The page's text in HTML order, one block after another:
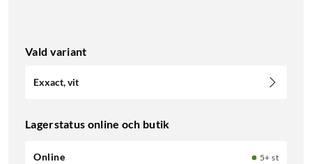
Vald variant
Exxact, vit
Lagerstatus online och butik
Online
5+ st